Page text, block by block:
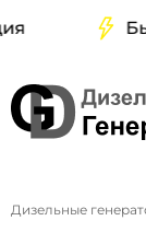
Дизельные